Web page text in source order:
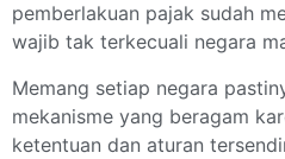
pemberlakuan pajak sudah
wajib tak terkecuali negara
Memang setiap negara
mekanisme yang beragam
ketentuan dan aturan